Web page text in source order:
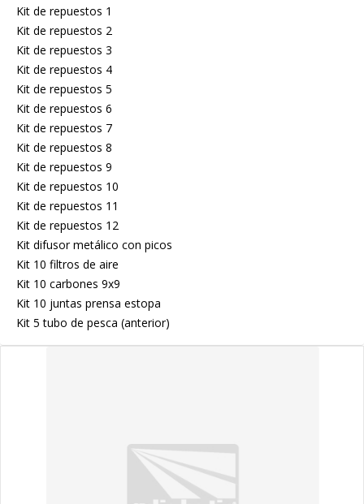
Kit de repuestos 1
Kit de repuestos 2
Kit de repuestos 3
Kit de repuestos 4
Kit de repuestos 5
Kit de repuestos 6
Kit de repuestos 7
Kit de repuestos 8
Kit de repuestos 9
Kit de repuestos 10
Kit de repuestos 11
Kit de repuestos 12
Kit difusor metálico con picos
Kit 10 filtros de aire
Kit 10 carbones 9x9
Kit 10 juntas prensa estopa
Kit 5 tubo de pesca (anterior)